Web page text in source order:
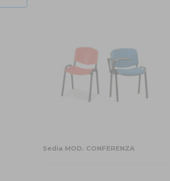
Sedia MOD. CONFERENZA